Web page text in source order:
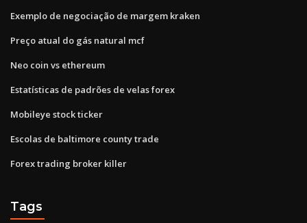
Exemplo de negociação de margem kraken
Preço atual do gás natural mcf
Neo coin vs ethereum
Estatísticas de padrões de velas forex
Mobileye stock ticker
Escolas de baltimore county trade
Forex trading broker killer
Tags